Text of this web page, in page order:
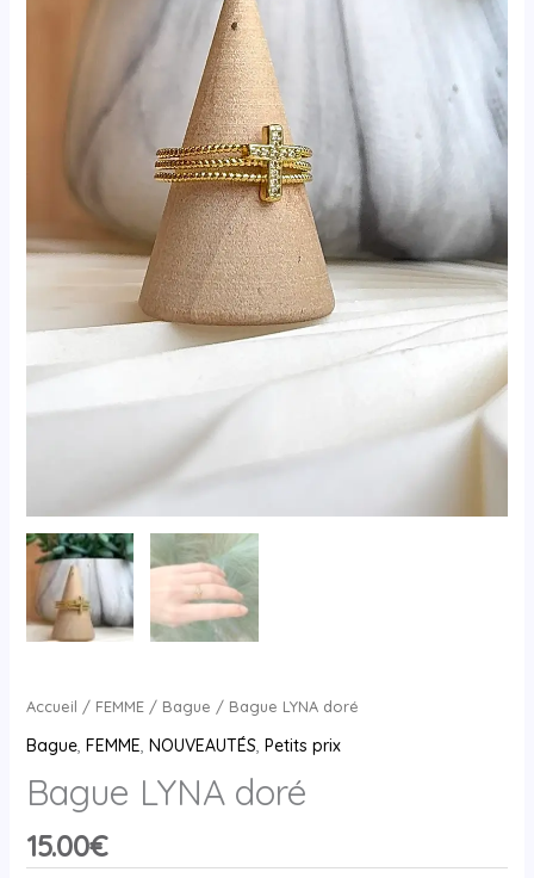
Accueil / FEMME/ Bague / Bague LYNA doré
Bague, FEMME, NOUVEAUTÉS, Petits prix
Bague LYNA doré
15.00€